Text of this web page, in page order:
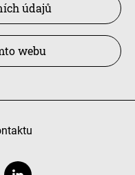
údajů
webu